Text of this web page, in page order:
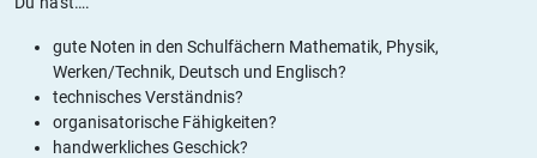
gute Noten in den Schulfächern Mathematik, Physik,
Werken/Technik, Deutsch und Englisch?
technisches Verständnis?
organisatorische Fähigkeiten?
handwerkliches Geschick?